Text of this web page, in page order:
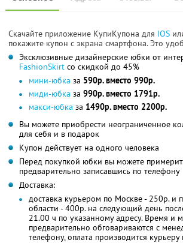
Скачайте приложение КупиКупона для IOS
покажите купон с экрана смартфона. Это
Эксклюзивные дизайнерские юбки от
FashionSkirt со скидкой до 45%
мини-юбка за 590р. вместо 990р.
миди-юбка за 990р. вместо 1791р.
макси-юбка за 1490р. вместо 2200р.
Вы можете приобрести неограниченное
для себя и в подарок
Купон действует на одного человека
Перед покупкой юбки вы можете
предварительно записавшись по телефону
Доставка:
доставка курьером по Москве - 250р. и
области - 400р. на следующий день
21.00 ч по указанному адресу. Время и
предварительно обговариваются с
телефону, оплата производится курьеру